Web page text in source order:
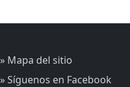
» Mapa del sitio
» Síguenos en Facebook